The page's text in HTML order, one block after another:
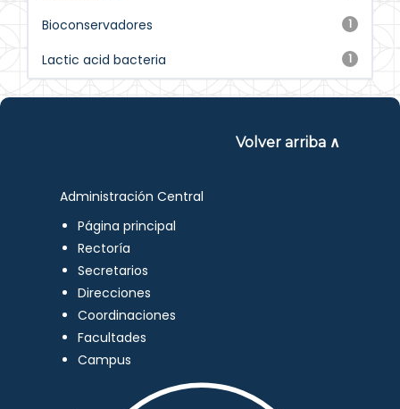
1
Bioconservadores
1
Lactic acid bacteria
Volver arriba ∧
Administración Central
Página principal
Rectoría
Secretarios
Direcciones
Coordinaciones
Facultades
Campus